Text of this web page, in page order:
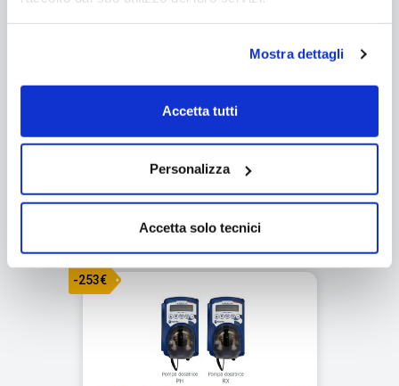
Mostra dettagli
Accetta tutti
Personalizza
Accetta solo tecnici
pompa dosatrice pH
/ cad.
10/08 al 23/08 l'ordine sarà gestito
dal 24/08
Spedizione gratuita
-253€